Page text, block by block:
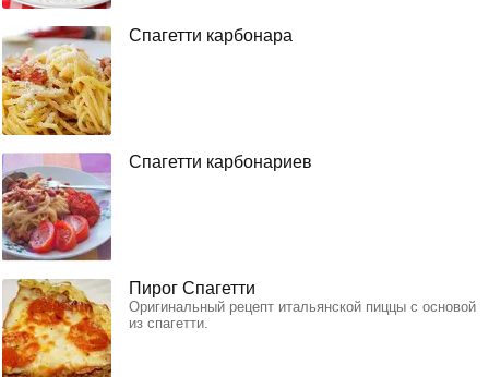
Спагетти карбонара
Спагетти карбонариев
Пирог Спагетти
Оригинальный рецепт итальянской пиццы с основой
из спагетти.